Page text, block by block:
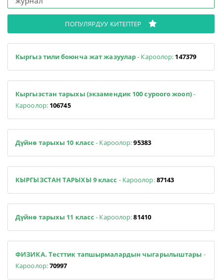
ПОПУЛЯРДУУ КИТЕПТЕР
Кыргыз тили боюнча жат жазуулар- Кароолор: 147379
Кыргызстан тарыхы (экзамендик 100 суроого жооп)-
Кароолор: 106745
Дүйнө тарыхы 10 класс- Кароолор:95383
КЫРГЫЗСТАН ТАРЫХЫ 9 класс - Кароолор:87143
Дүйнө тарыхы 11 класс - Кароолор:81410
ФИЗИКА. Тесттик тапшырмалардын чыгарылыштары -
Кароолор:70997